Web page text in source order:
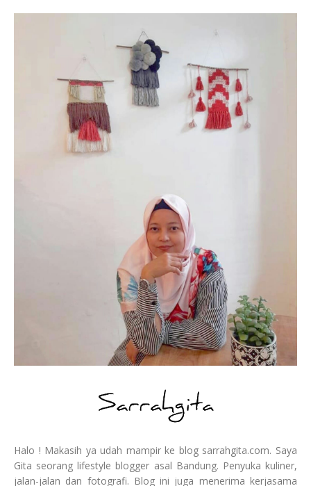
Halo ! Makasih ya udah mampir ke blog sarrahgita.com. Saya
Gita seorang lifestyle blogger asal Bandung. Penyuka kuliner,
jalan-jalan dan fotografi. Blog ini juga menerima kerjasama